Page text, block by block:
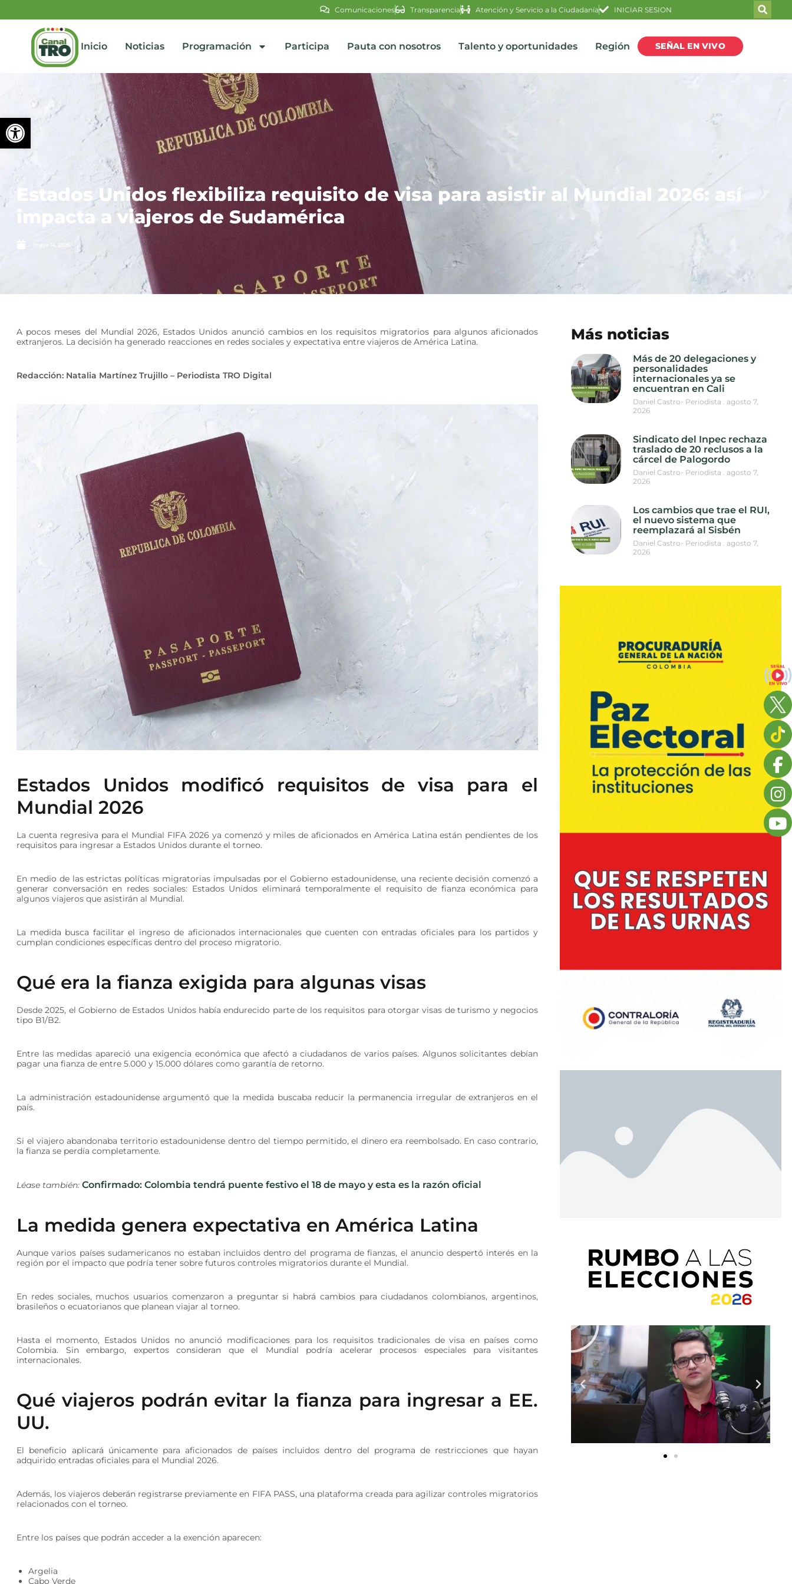
Abrir barra de herramientas
Comunicaciones Transparencia Atención y Servicio a la Ciudadanía INICIAR SESION
Inicio Noticias Programación Participa Pauta con nosotros Talento y oportunidades Región SEÑAL EN VIVO
Estados Unidos flexibiliza requisito de visa para asistir al Mundial 2026: así
impacta a viajeros de Sudamérica
mayo 14, 2026
A pocos meses del Mundial 2026, Estados Unidos anunció cambios en los requisitos migratorios para algunos aficionados
extranjeros. La decisión ha generado reacciones en redes sociales y expectativa entre viajeros de América Latina.
Redacción: Natalia Martínez Trujillo – Periodista TRO Digital
Estados Unidos modificó requisitos de visa para el
Mundial 2026
La cuenta regresiva para el Mundial FIFA 2026 ya comenzó y miles de aficionados en América Latina están pendientes de los
requisitos para ingresar a Estados Unidos durante el torneo.
En medio de las estrictas políticas migratorias impulsadas por el Gobierno estadounidense, una reciente decisión comenzó a
generar conversación en redes sociales: Estados Unidos eliminará temporalmente el requisito de fianza económica para
algunos viajeros que asistirán al Mundial.
La medida busca facilitar el ingreso de aficionados internacionales que cuenten con entradas oficiales para los partidos y
cumplan condiciones específicas dentro del proceso migratorio.
Qué era la fianza exigida para algunas visas
Desde 2025, el Gobierno de Estados Unidos había endurecido parte de los requisitos para otorgar visas de turismo y negocios
tipo B1/B2.
Entre las medidas apareció una exigencia económica que afectó a ciudadanos de varios países. Algunos solicitantes debían
pagar una fianza de entre 5.000 y 15.000 dólares como garantía de retorno.
La administración estadounidense argumentó que la medida buscaba reducir la permanencia irregular de extranjeros en el
país.
Si el viajero abandonaba territorio estadounidense dentro del tiempo permitido, el dinero era reembolsado. En caso contrario,
la fianza se perdía completamente.
Léase también: Confirmado: Colombia tendrá puente festivo el 18 de mayo y esta es la razón oficial
La medida genera expectativa en América Latina
Aunque varios países sudamericanos no estaban incluidos dentro del programa de fianzas, el anuncio despertó interés en la
región por el impacto que podría tener sobre futuros controles migratorios durante el Mundial.
En redes sociales, muchos usuarios comenzaron a preguntar si habrá cambios para ciudadanos colombianos, argentinos,
brasileños o ecuatorianos que planean viajar al torneo.
Hasta el momento, Estados Unidos no anunció modificaciones para los requisitos tradicionales de visa en países como
Colombia. Sin embargo, expertos consideran que el Mundial podría acelerar procesos especiales para visitantes
internacionales.
Qué viajeros podrán evitar la fianza para ingresar a EE.
UU.
El beneficio aplicará únicamente para aficionados de países incluidos dentro del programa de restricciones que hayan
adquirido entradas oficiales para el Mundial 2026.
Además, los viajeros deberán registrarse previamente en FIFA PASS, una plataforma creada para agilizar controles migratorios
relacionados con el torneo.
Entre los países que podrán acceder a la exención aparecen:
Argelia
Cabo Verde
Más noticias
Más de 20 delegaciones y
personalidades
internacionales ya se
encuentran en Cali
Daniel Castro- Periodista
agosto 7,
2026
Sindicato del Inpec rechaza
traslado de 20 reclusos a la
cárcel de Palogordo
Daniel Castro- Periodista
agosto 7,
2026
Los cambios que trae el RUI,
el nuevo sistema que
reemplazará al Sisbén
Daniel Castro- Periodista
agosto 7,
2026